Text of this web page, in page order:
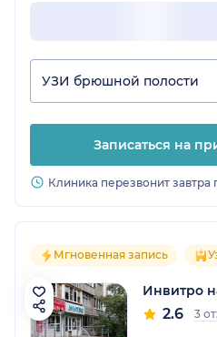
УЗИ брюшной полости
Записаться на
Клиника перезвонит завтра
Мгновенная запись
Инвитро
2.6 3